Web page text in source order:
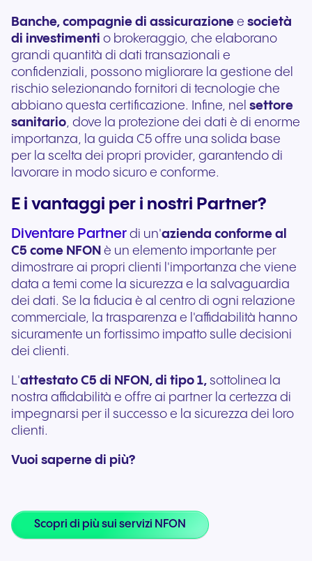
Banche, compagnie di assicurazione e società
di investimenti o brokeraggio, che elaborano
grandi quantità di dati transazionali e
confidenziali, possono migliorare la gestione del
rischio selezionando fornitori di tecnologie che
abbiano questa certificazione. Infine, nel settore
sanitario, dove la protezione dei dati è di enorme
importanza, la guida C5 offre una solida base
per la scelta dei propri provider, garantendo di
lavorare in modo sicuro e conforme.
E i vantaggi per i nostri Partner?
Diventare Partner di un'azienda conforme al
C5 come NFON è un elemento importante per
dimostrare ai propri clienti l'importanza che viene
data a temi come la sicurezza e la salvaguardia
dei dati. Se la fiducia è al centro di ogni relazione
commerciale, la trasparenza e l'affidabilità hanno
sicuramente un fortissimo impatto sulle decisioni
dei clienti.
L'attestato C5 di NFON, di tipo 1, sottolinea la
nostra affidabilità e offre ai partner la certezza di
impegnarsi per il successo e la sicurezza dei loro
clienti.
Vuoi saperne di più?
Scopri di più sui servizi NFON